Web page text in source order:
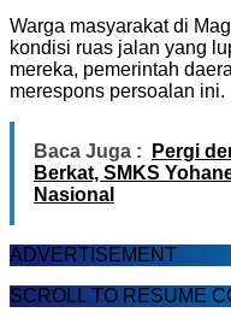
Warga masyarakat di
kondisi ruas jalan yang
mereka, pemerintah
merespons persoalan ini.
Baca Juga :
Pergi
Berkat, SMKS
Nasional
ADVERTISEMENT
SCROLL TO RESUME